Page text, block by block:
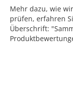
Mehr dazu, wie
prüfen, erfahren
Überschrift: